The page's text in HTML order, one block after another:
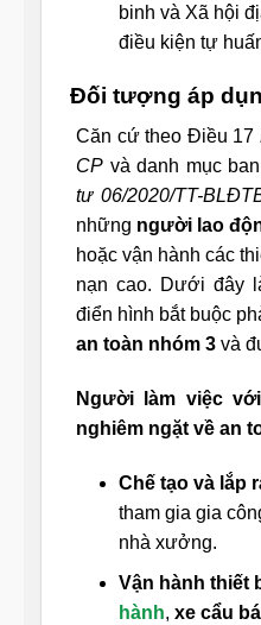
binh và Xã hội
điều kiện tự
Đối tượng áp
Căn cứ theo Điều 17
CP và danh mục
tư 06/2020/TT-
những người lao
hoặc vận hành các
nạn cao. Dưới đây
điển hình bắt buộc
an toàn nhóm 3 và
Người làm việc
nghiêm ngặt về an
Chế tạo và lắp
tham gia gia
nhà xưởng.
Vận hành thiết
hành, xe cẩu